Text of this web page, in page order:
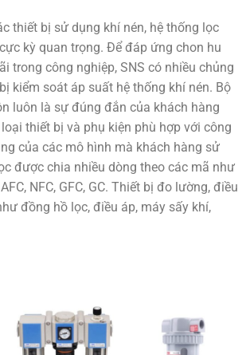
thiết bị sử dụng khí nén, hệ thống lọc
kỳ quan trọng. Để đáp ứng chon hu
trong công nghiệp, SNS có nhiều chủng
kiểm soát áp suất hệ thống khí nén. Bộ
luôn là sự đúng đắn của khách hàng
thiết bị và phụ kiện phù hợp với công
của các mô hình mà khách hàng sử
được chia nhiều dòng theo các mã như
AFC, NFC, GFC, GC. Thiết bị đo lường, điều
đồng hồ lọc, điều áp, máy sấy khí,